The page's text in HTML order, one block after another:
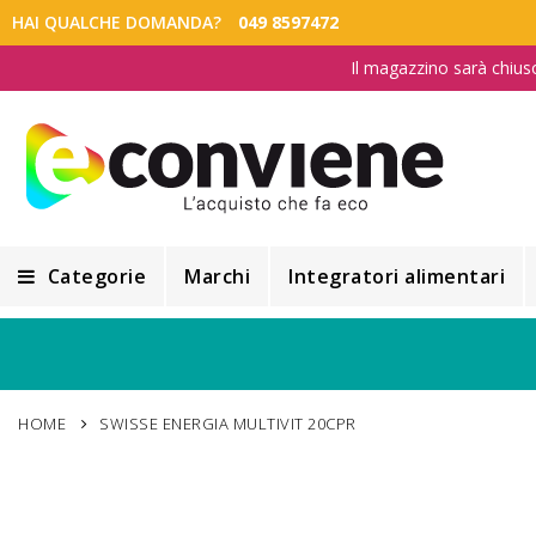
HAI QUALCHE DOMANDA? 049 8597472
Il magazzino sarà
Categorie
Alimentazione e Dietetica
Marchi Integratori alimentari
HOME SWISSE ENERGIA MULTIVIT 20CPR